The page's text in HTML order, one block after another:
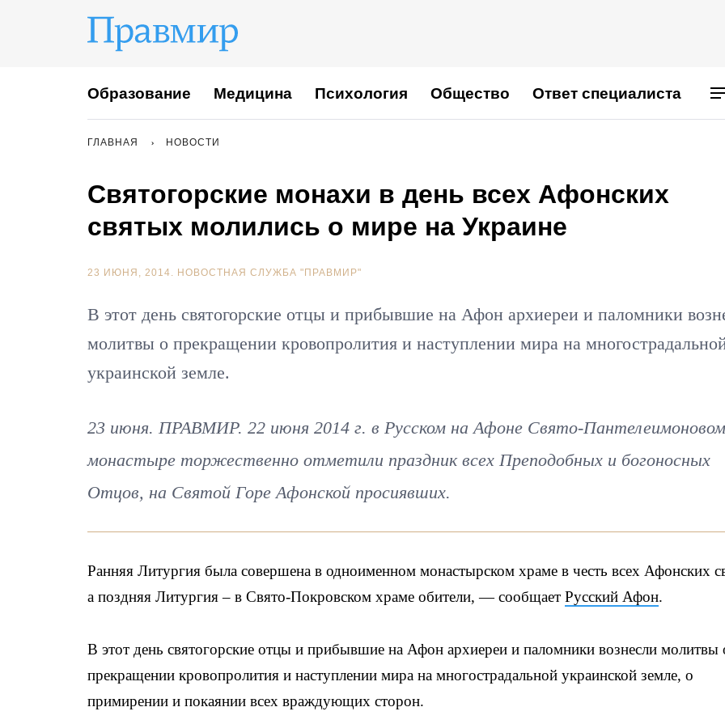
Образование Медицина Психология Общество Ответ специалиста
ГЛАВНАЯ НОВОСТИ
Святогорские монахи в день всех Афонских
святых молились о мире на Украине
23 ИЮНЯ, 2014. НОВОСТНАЯ СЛУЖБА "ПРАВМИР"
В этот день святогорские отцы и прибывшие на Афон архиереи и паломники
молитвы о прекращении кровопролития и наступлении мира на
украинской земле.
23 июня. ПРАВМИР. 22 июня 2014 г. в Русском на Афоне Свято-Пантелеимоновом
монастыре торжественно отметили праздник всех Преподобных и богоносных
Отцов, на Святой Горе Афонской просиявших.
Ранняя Литургия была совершена в одноименном монастырском храме в честь всех Афонских
а поздняя Литургия – в Свято-Покровском храме обители, — сообщает Русский Афон.
В этот день святогорские отцы и прибывшие на Афон архиереи и паломники вознесли молитвы
прекращении кровопролития и наступлении мира на многострадальной украинской земле, о
примирении и покаянии всех враждующих сторон.